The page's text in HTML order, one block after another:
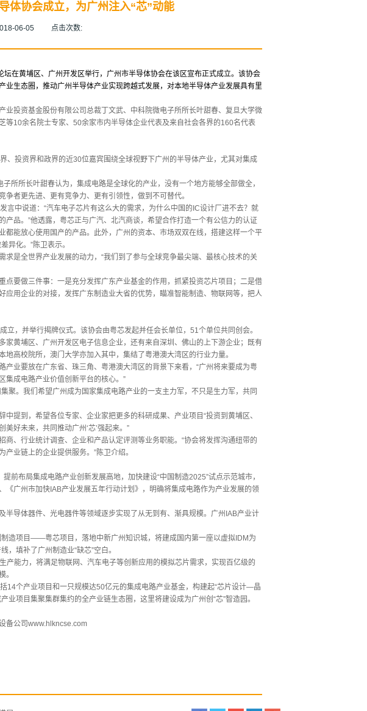
体协会成立，为广州注入“芯”动能
06-05 点击次数:
在黄埔区、广州开发区举行，广州市半导体协会在该区宣布正式成立。该协会
业生态圈，推动广州半导体产业实现跨越式发展，对本地半导体产业发展具有里
业投资基金股份有限公司总裁丁文武、中科院微电子所所长叶甜春、复旦大学微
等10余名院士专家、50余家市内半导体企业代表及来自社会各界的160名代表
、投资界和政界的近30位嘉宾围绕全球视野下广州的半导体产业，尤其对集成
所所长叶甜春认为，集成电路是全球化的产业，没有一个地方能够全部做全，
者更先进、更有竞争力、更有引领性，做到不可替代。
言中说道：“汽车电子芯片有这么大的需求，为什么中国的IC设计厂进不去？就
品。”他透露，粤芯正与广汽、北汽商谈，希望合作打造一个有公信力的认证
都能放心使用国产的产品。此外，广州的资本、市场双双在线，搭建这样一个平
异化。”陈卫表示。
是全世界产业发展的动力，“我们到了参与全球竞争最尖端、最核心技术的关
点要做三件事：一是充分发挥广东产业基金的作用，抓紧投资芯片项目；二是借
应用企业的对接，发挥广东制造业大省的优势，瞄准智能制造、物联网等，把人
，并举行揭牌仪式。该协会由粤芯发起并任会长单位，51个单位共同创会。
家黄埔区、广州开发区电子信息企业，还有来自深圳、佛山的上下游企业；既有
高校院所，澳门大学亦加入其中，集结了粤港澳大湾区的行业力量。
业要放在广东省、珠三角、粤港澳大湾区的背景下来看，“广州将来要成为粤
集成电路产业价值创新平台的核心。”
聚。我们希望广州成为国家集成电路产业的一支主力军，不只是生力军，共同
提到，希望各位专家、企业家把更多的科研成果、产业项目“投资到黄埔区、
好未来，共同推动广州‘芯’强起来。”
、行业统计调查、企业和产品认定评测等业务职能。“协会将发挥沟通纽带的
业链上的企业提供服务。”陈卫介绍。
前布局集成电路产业创新发展高地，加快建设“中国制造2025”试点示范城市，
《广州市加快IAB产业发展五年行动计划》，明确将集成电路作为产业发展的领
半导体器件、光电器件等领域逐步实现了从无到有、渐具规模。广州IAB产业计
造项目——粤芯项目，落地中新广州知识城，将建成国内第一座以虚拟IDM为
填补了广州制造业“缺芯”空白。
能力，将满足物联网、汽车电子等创新应用的模拟芯片需求，实现百亿级的
。
14个产业项目和一只规模达50亿元的集成电路产业基金，构建起“芯片设计—晶
项目集聚集群集约的全产业链生态圈，这里将建设成为广州创“芯”智造园。
备公司 www.hlkncse.com